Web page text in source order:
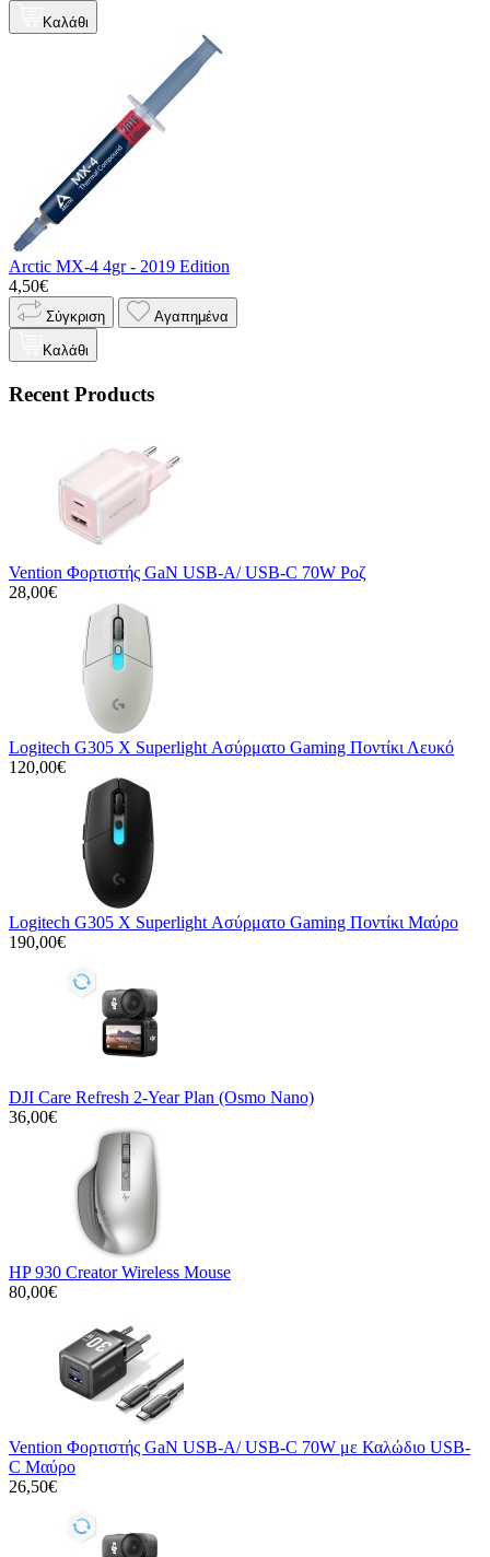
Καλάθι
Arctic MX-4 4gr - 2019 Edition
4,50€
Σύγκριση Αγαπημένα
Καλάθι
Recent Products
Vention Φορτιστής GaN USB-A/ USB-C 70W Ροζ
28,00€
Logitech G305 X Superlight Ασύρματο Gaming Ποντίκι Λευκό
120,00€
Logitech G305 X Superlight Ασύρματο Gaming Ποντίκι Μαύρο
190,00€
DJI Care Refresh 2-Year Plan (Osmo Nano)
36,00€
HP 930 Creator Wireless Mouse
80,00€
Vention Φορτιστής GaN USB-A/ USB-C 70W με Καλώδιο USB-
C Μαύρο
26,50€